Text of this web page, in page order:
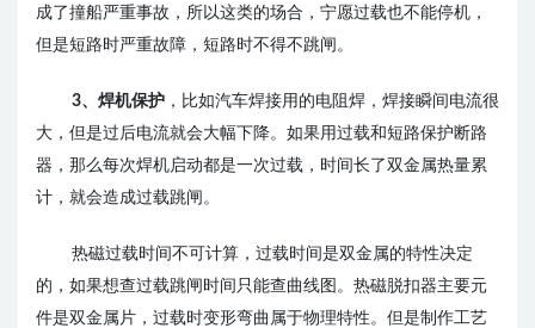
成了撞船严重事故，所以这类的场合，宁愿过载也不能停机，
但是短路时严重故障，短路时不得不跳闸。
3、焊机保护 ，比如汽车焊接用的电阻焊，焊接瞬间电流很
大，但是过后电流就会大幅下降。如果用过载和短路保护断路
器，那么每次焊机启动都是一次过载，时间长了双金属热量累
计，就会造成过载跳闸。
热磁过载时间不可计算，过载时间是双金属的特性决定
的，如果想查过载跳闸时间只能查曲线图。热磁脱扣器主要元
件是双金属片，过载时变形弯曲属于物理特性。但是制作工艺